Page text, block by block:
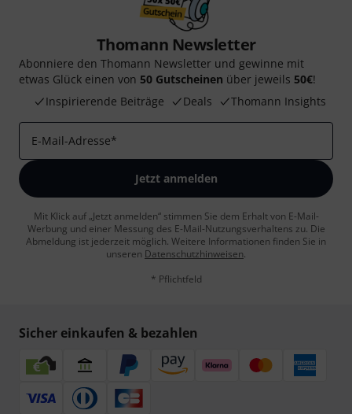
Thomann Newsletter
Abonniere den Thomann Newsletter und gewinne mit
etwas Glück einen von 50 Gutscheinen über jeweils 50€!
Inspirierende Beiträge
Deals Thomann Insights
E-Mail-Adresse*
Jetzt anmelden
Mit Klick auf „Jetzt anmelden“ stimmen Sie dem Erhalt von E-Mail-
Werbung und einer Messung des E-Mail-Nutzungsverhaltens zu. Die
Abmeldung ist jederzeit möglich. Weitere Informationen finden Sie in
unseren Datenschutzhinweisen.
* Pflichtfeld
Sicher einkaufen & bezahlen